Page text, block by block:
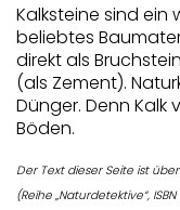
Kalksteine sind ein
beliebtes
direkt als
(als Zement).
Dünger. Denn
Böden.
Der Text dieser Seite ist
(Reihe „Naturdetektive“,